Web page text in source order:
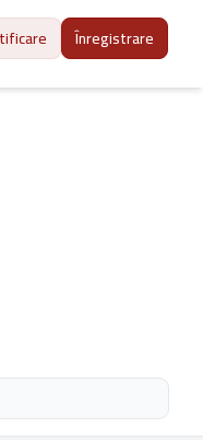
Înregistrare